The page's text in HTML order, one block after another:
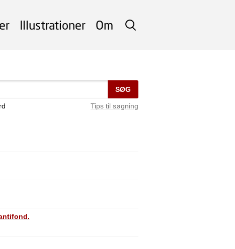
SØG
Illustrationer Om
SØG
Tips til søgning